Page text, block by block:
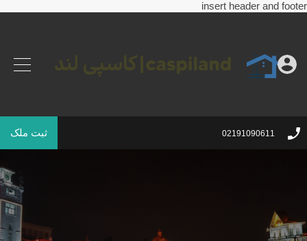
insert header and footer
02191090611 ثبت ملک